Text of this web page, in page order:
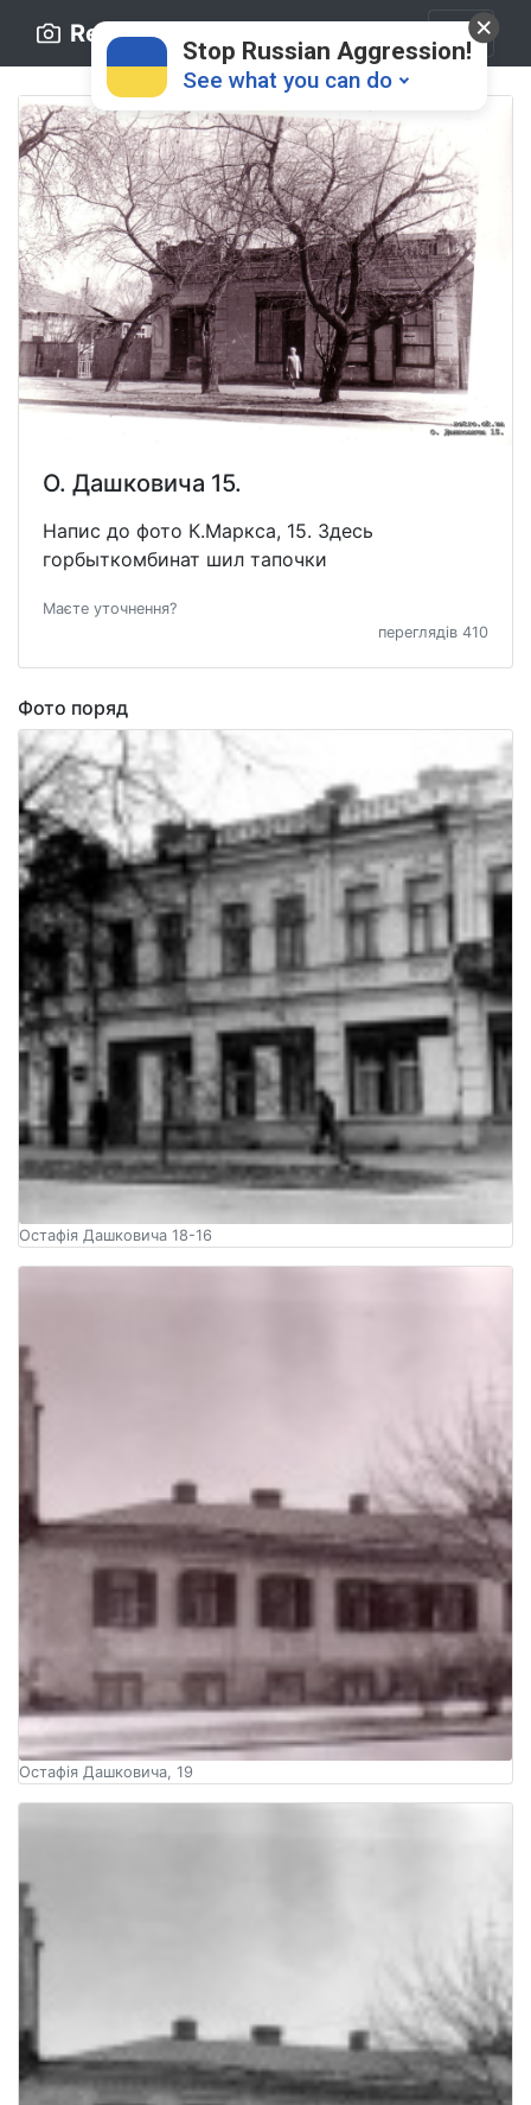
Retro.ck.ua
О. Дашковича 15.
Напис до фото К.Маркса, 15. Здесь
горбыткомбинат шил тапочки
Маєте уточнення?
переглядів 410
Фото поряд
Остафія Дашковича 18-16
Остафія Дашковича, 19
Stop Russian Aggression!
See what you can do
Donate 💸
Support Ukraine ❤
Share this widget